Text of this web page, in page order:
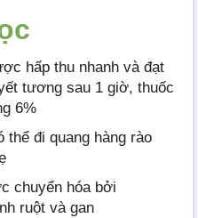
hấp thu nhanh và đạt
tương sau 1 giờ, thuốc
6%
thể đi quang hàng rào
chuyển hóa bởi
ruột và gan